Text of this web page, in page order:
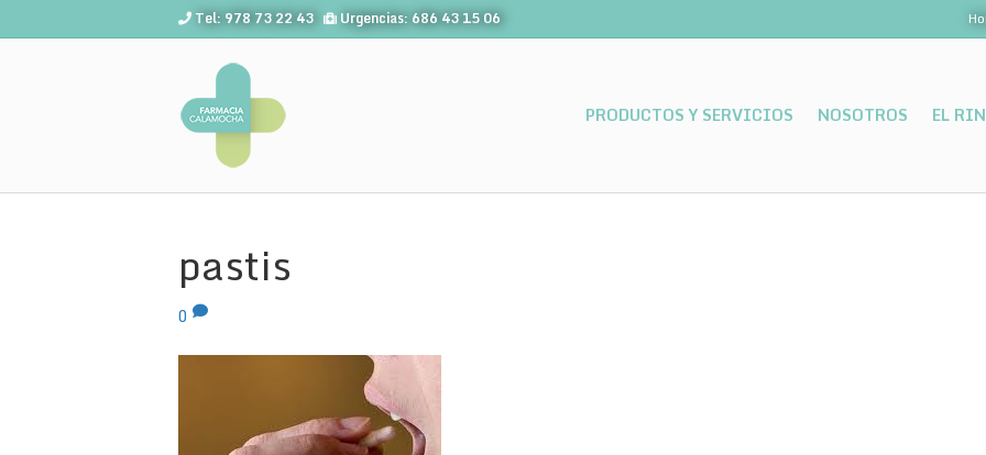
Tel: 978 73 22 43 Urgencias: 686 43 15 06
PRODUCTOS Y SERVICIOS NOSOTROS EL
pastis
0